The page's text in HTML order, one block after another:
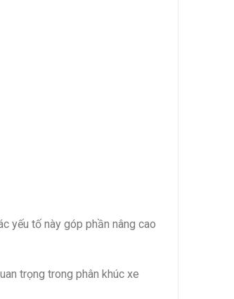
yếu tố này góp phần nâng cao
trọng trong phân khúc xe